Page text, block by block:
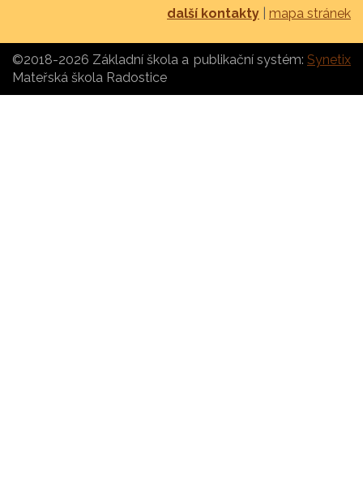
další kontakty
mapa stránek
publikační systém: Synetix
©2018-2026 Základní škola a
Mateřská škola Radostice